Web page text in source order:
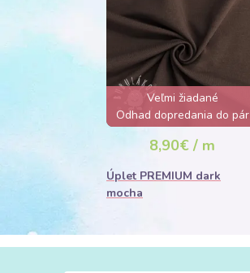
Veľmi žiadané
Odhad dopredania do pár
hodín
8,90€ / m
Úplet PREMIUM dark
mocha